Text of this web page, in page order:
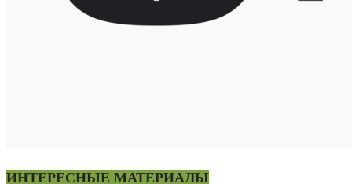
ИНТЕРЕСНЫЕ МАТЕРИАЛЫ